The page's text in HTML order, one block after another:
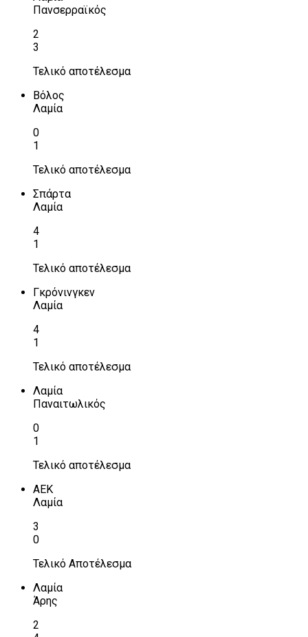
Πανσερραϊκός
2
3
Τελικό αποτέλεσμα
Βόλος
Λαμία
0
1
Τελικό αποτέλεσμα
Σπάρτα
Λαμία
4
1
Τελικό αποτέλεσμα
Γκρόνινγκεν
Λαμία
4
1
Τελικό αποτέλεσμα
Λαμία
Παναιτωλικός
0
1
Τελικό αποτέλεσμα
ΑΕΚ
Λαμία
3
0
Τελικό Αποτέλεσμα
Λαμία
Άρης
2